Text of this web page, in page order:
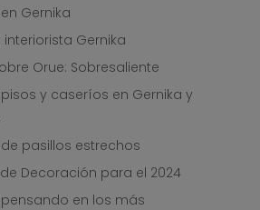
Gernika
Gernika
Orue: Sobresaliente
y caseríos en Gernika y
pasillos estrechos
Decoración para el 2024
en los más